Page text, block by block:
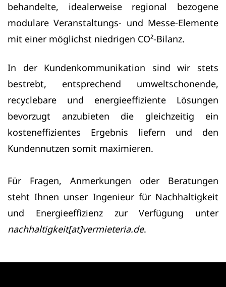
behandelte, idealerweise regional bezogene
modulare Veranstaltungs- und Messe-Elemente
mit einer möglichst niedrigen CO²-Bilanz.
In der Kundenkommunikation sind wir stets
bestrebt, entsprechend umweltschonende,
recyclebare und energieeffiziente Lösungen
bevorzugt anzubieten die gleichzeitig ein
kosteneffizientes Ergebnis liefern und den
Kundennutzen somit maximieren.
Für Fragen, Anmerkungen oder Beratungen
steht Ihnen unser Ingenieur für Nachhaltigkeit
und Energieeffizienz zur Verfügung unter
nachhaltigkeit[at]vermieteria.de.